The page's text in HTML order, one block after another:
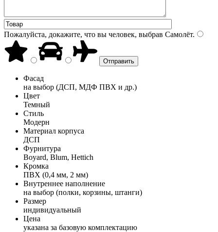
Пожалуйста, докажите, что вы человек, выбрав Самолёт.
Фасад
на выбор (ДСП, МДФ ПВХ и др.)
Цвет
Темный
Стиль
Модерн
Материал корпуса
ДСП
Фурнитура
Boyard, Blum, Hettich
Кромка
ПВХ (0,4 мм, 2 мм)
Внутреннее наполнение
на выбор (полки, корзины, штанги)
Размер
индивидуальный
Цена
указана за базовую комплектацию